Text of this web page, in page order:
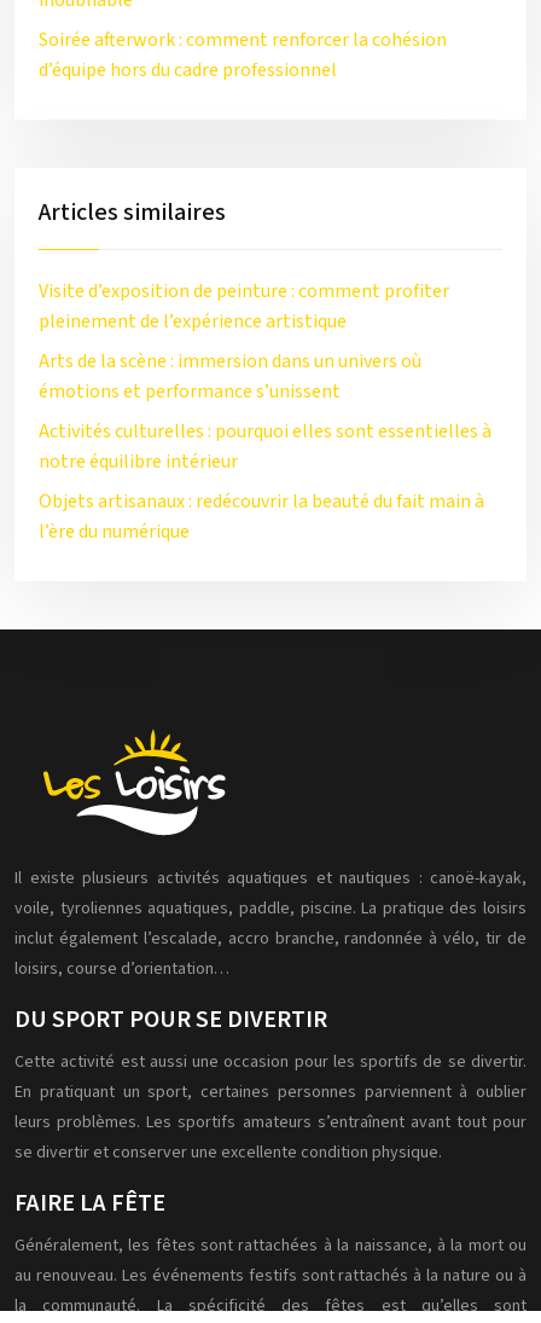
Soirée afterwork : comment renforcer la cohésion
d’équipe hors du cadre professionnel
Articles similaires
Visite d’exposition de peinture : comment profiter
pleinement de l’expérience artistique
Arts de la scène : immersion dans un univers où
émotions et performance s’unissent
Activités culturelles : pourquoi elles sont essentielles à
notre équilibre intérieur
Objets artisanaux : redécouvrir la beauté du fait main à
l’ère du numérique
Il existe plusieurs activités aquatiques et nautiques : canoë-kayak,
voile, tyroliennes aquatiques, paddle, piscine. La pratique des loisirs
inclut également l’escalade, accro branche, randonnée à vélo, tir de
loisirs, course d’orientation…
DU SPORT POUR SE DIVERTIR
Cette activité est aussi une occasion pour les sportifs de se divertir.
En pratiquant un sport, certaines personnes parviennent à oublier
leurs problèmes. Les sportifs amateurs s’entraînent avant tout pour
se divertir et conserver une excellente condition physique.
FAIRE LA FÊTE
Généralement, les fêtes sont rattachées à la naissance, à la mort ou
au renouveau. Les événements festifs sont rattachés à la nature ou à
la communauté. La spécificité des fêtes est qu’elles sont